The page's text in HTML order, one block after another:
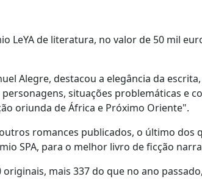
LeYA de literatura, no valor de 50 mil
Alegre, destacou a elegância da
situações problemáticas e
oriunda de África e Próximo Oriente".
romances publicados, o último dos
SPA, para o melhor livro de ficção
mais 337 do que no ano